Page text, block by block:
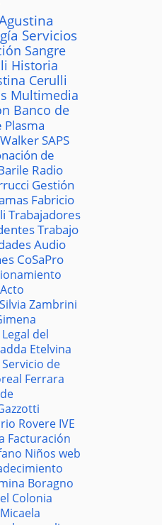
Servicios
Sangre
Historia
Cerulli
Multimedia
Banco de
Plasma
SAPS
de
Radio
Gestión
Fabricio
Trabajadores
Trabajo
Audio
CoSaPro
Acto
Silvia Zambrini
del
Etelvina
Servicio de
Ferrara
Rovere IVE
Facturación
Niños web
Boragno
Colonia
Micaela